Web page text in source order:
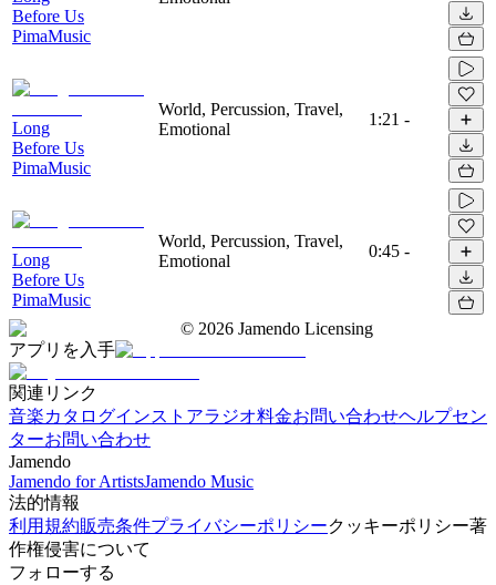
Before Us
PimaMusic
Long
Before Us
PimaMusic
World, Percussion, Travel,
Emotional
1:21 -
Long
Before Us
PimaMusic
World, Percussion, Travel,
Emotional
0:45 -
© 2026 Jamendo Licensing
アプリを入手
関連リンク
音楽カタログインストアラジオ料金お問い合わせヘルプセン
ターお問い合わせ
Jamendo
Jamendo for ArtistsJamendo Music
法的情報
利用規約販売条件プライバシーポリシークッキーポリシー著
作権侵害について
フォローする